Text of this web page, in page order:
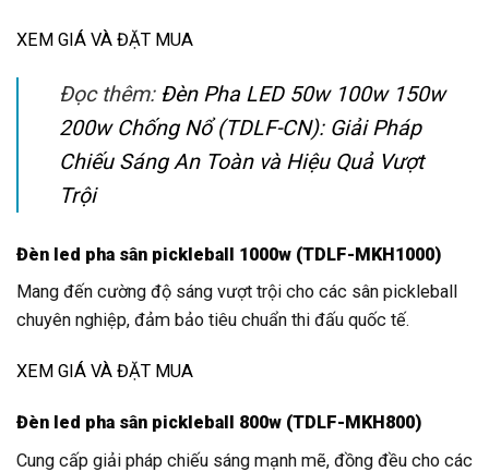
XEM GIÁ VÀ ĐẶT MUA
Đọc thêm: Đèn Pha LED 50w 100w 150w
200w Chống Nổ (TDLF-CN): Giải Pháp
Chiếu Sáng An Toàn và Hiệu Quả Vượt
Trội
Đèn led pha sân pickleball 1000w (TDLF-MKH1000)
Mang đến cường độ sáng vượt trội cho các sân pickleball
chuyên nghiệp, đảm bảo tiêu chuẩn thi đấu quốc tế.
XEM GIÁ VÀ ĐẶT MUA
Đèn led pha sân pickleball 800w (TDLF-MKH800)
Cung cấp giải pháp chiếu sáng mạnh mẽ, đồng đều cho các